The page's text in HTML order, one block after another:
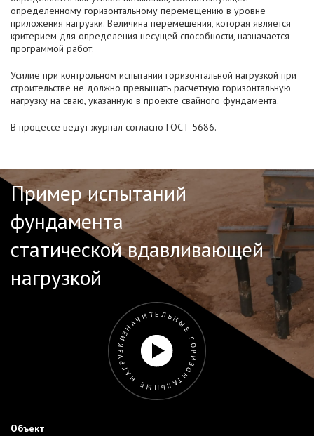
определенному горизонтальному перемещению в уровне
приложения нагрузки. Величина перемещения, которая является
критерием для определения несущей способности, назначается
программой работ.
Усилие при контрольном испытании горизонтальной нагрузкой при
строительстве не должно превышать расчетную горизонтальную
нагрузку на сваю, указанную в проекте свайного фундамента.
В процессе ведут журнал согласно ГОСТ 5686.
Пример испытаний
фундамента
статической вдавливающей
нагрузкой
ЗНАЧИТЕЛЬНЫЕ ГОРИЗОНТАЛЬНЫЕ НАГРУЗКИ
Объект